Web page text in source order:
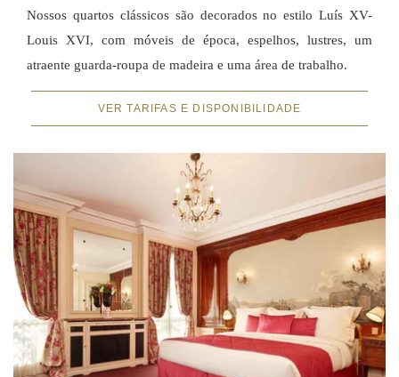
Nossos quartos clássicos são decorados no estilo Luís XV-
Louis XVI, com móveis de época, espelhos, lustres, um
atraente guarda-roupa de madeira e uma área de trabalho.
VER TARIFAS E DISPONIBILIDADE